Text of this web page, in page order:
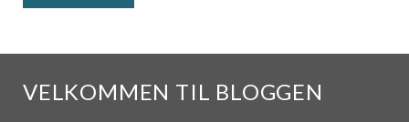
VELKOMMEN TIL BLOGGEN